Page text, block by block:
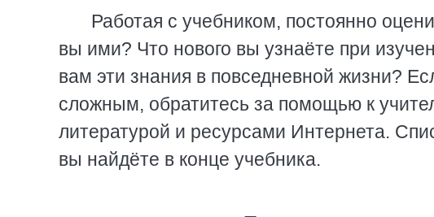
Работая с учебником, постоянно
вы ими? Что нового вы узнаёте при
вам эти знания в повседневной жизни?
сложным, обратитесь за помощью к
литературой и ресурсами Интернета.
вы найдёте в конце учебника.